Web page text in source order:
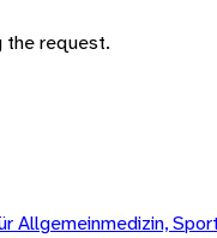
the request.
Allgemeinmedizin,